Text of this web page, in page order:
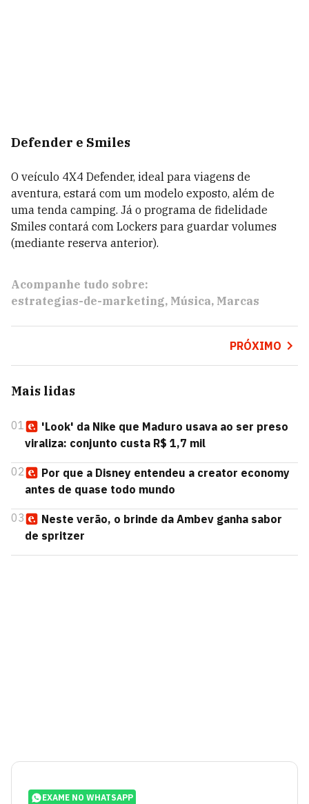
Defender e Smiles
O veículo 4X4 Defender, ideal para viagens de
aventura, estará com um modelo exposto, além de
uma tenda camping. Já o programa de fidelidade
Smiles contará com Lockers para guardar volumes
(mediante reserva anterior).
Acompanhe tudo sobre:
estrategias-de-marketing Música Marcas
PRÓXIMO
Mais lidas
01
'Look' da Nike que Maduro usava ao ser preso
viraliza: conjunto custa R$ 1,7 mil
02
Por que a Disney entendeu a creator economy
antes de quase todo mundo
03
Neste verão, o brinde da Ambev ganha sabor
de spritzer
EXAME NO WHATSAPP